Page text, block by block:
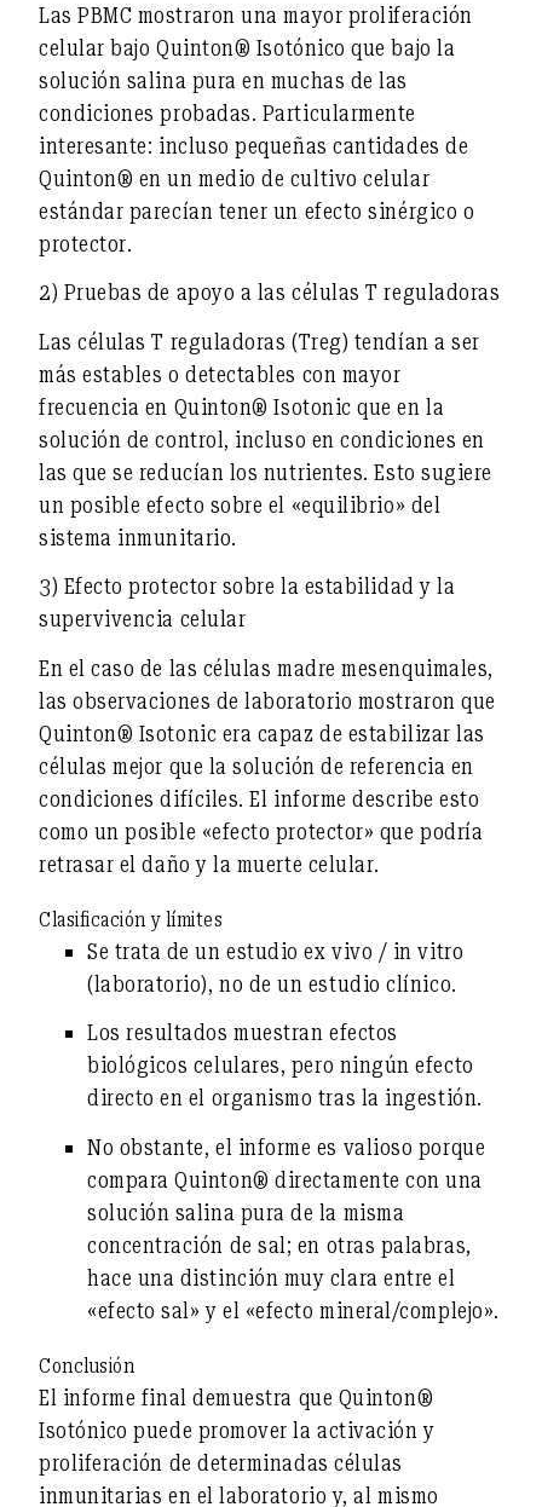
Las PBMC mostraronuna mayor proliferación
celular bajo Quinton® Isotónico que bajo la
solución salina pura en muchas de las
condiciones probadas. Particularmente
interesante: incluso pequeñas cantidades de
Quinton® en un medio de cultivo celular
estándar parecían tener un efecto sinérgico o
protector.
2) Pruebas de apoyo a las células T reguladoras
Las células T reguladoras (Treg) tendían a ser
más estables o detectables con mayor
frecuencia en Quinton® Isotonic que en la
solución de control, incluso en condiciones en
las que se reducían los nutrientes. Esto sugiere
un posible efecto sobre el «equilibrio» del
sistema inmunitario.
3) Efecto protector sobre la estabilidad y la
supervivencia celular
En el caso de las células madre mesenquimales,
las observaciones de laboratorio mostraron que
Quinton® Isotonic era capaz de estabilizar las
célulasmejor que la solución de referencia en
condiciones difíciles. El informe describe esto
como un posible «efecto protector» que podría
retrasar el daño y la muerte celular.
Clasificación y límites
Se trata de unestudio ex vivo / in vitro
(laboratorio), no de un estudio clínico.
Los resultados muestran efectos
biológicos celulares, pero ningún efecto
directo en el organismo tras la ingestión.
No obstante, el informe es valioso porque
compara Quinton®directamente con una
solución salina pura de la misma
concentración de sal; en otras palabras,
hace una distinción muy clara entre el
«efecto sal» y el «efecto mineral/complejo».
Conclusión
El informe final demuestra que Quinton®
Isotónico puede promover la activación y
proliferación de determinadas células
inmunitarias en el laboratorio y, al mismo